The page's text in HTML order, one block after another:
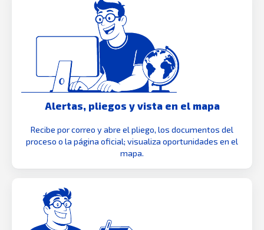
Alertas, pliegos y vista en el mapa
Recibe por correo y abre el pliego, los documentos del
proceso o la página oficial; visualiza oportunidades en el
mapa.